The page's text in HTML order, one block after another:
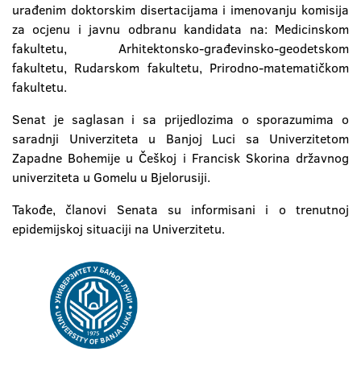
urađenim doktorskim disertacijama i imenovanju komisija
za ocjenu i javnu odbranu kandidata na: Medicinskom
fakultetu, Arhitektonsko-građevinsko-geodetskom
fakultetu, Rudarskom fakultetu, Prirodno-matematičkom
fakultetu.
Senat je saglasan i sa prijedlozima o sporazumima o
saradnji Univerziteta u Banjoj Luci sa Univerzitetom
Zapadne Bohemije u Češkoj i Francisk Skorina državnog
univerziteta u Gomelu u Bjelorusiji.
Takođe, članovi Senata su informisani i o trenutnoj
epidemijskoj situaciji na Univerzitetu.